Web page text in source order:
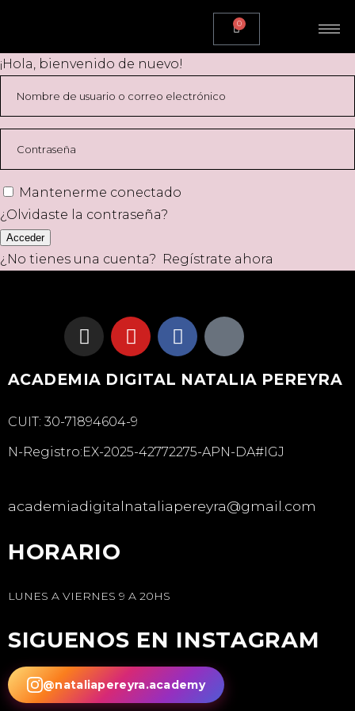
0
¡Hola, bienvenido de nuevo!
Mantenerme conectado
¿Olvidaste la contraseña?
Acceder
¿No tienes una cuenta? Regístrate ahora
ACADEMIA DIGITAL NATALIA PEREYRA
CUIT: 30-71894604-9
N-Registro:EX-2025-42772275-APN-DA#IGJ
academiadigitalnataliapereyra@gmail.com
HORARIO
LUNES A VIERNES 9 A 20HS
SIGUENOS EN INSTAGRAM
@nataliapereyra.academy